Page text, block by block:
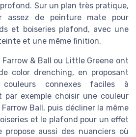
profond. Sur un plan très pratique,
assez de peinture mate pour
et boiseries plafond, avec une
et une même finition.
Farrow & Ball ou Little Greene ont
color drenching, en proposant
connexes faciles à
par exemple choisir une couleur
Ball, puis décliner la même
et le plafond pour un effet
propose aussi des nuanciers où